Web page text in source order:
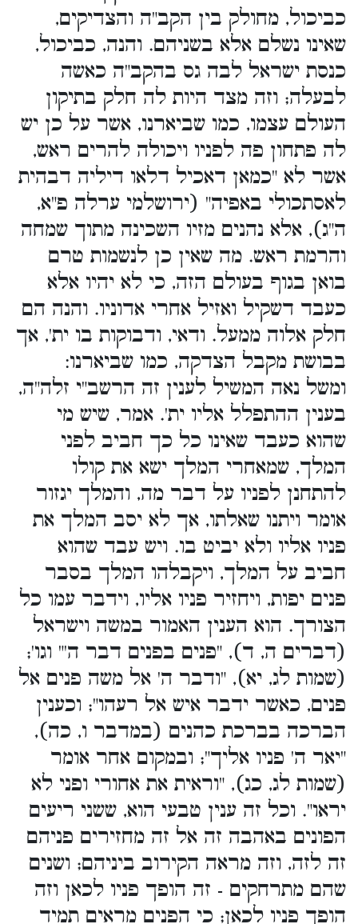
כביכול, מחולק בין הקב"ה והצדיקים,
שאינו נשלם אלא בשניהם. והנה, כביכול,
כנסת ישראל לבה גס בהקב"ה כאשה
לבעלה; וזה מצד היות לה חלק בתיקון
העולם עצמו, כמו שביארנו, אשר על כן יש
לה פתחון פה לפניו ויכולה להרים ראש,
אשר לא "כמאן דאכיל דלאו דיליה דבהית
לאסתכולי באפיה" (ירושלמי ערלה פ"א,
ה"ג), אלא נהנים מזיו השכינה מתוך שמחה
והרמת ראש. מה שאין כן לנשמות טרם
בואן בגוף בעולם הזה, כי לא יהיו אלא
כעבד דשקיל ואזיל אחרי אדוניו. והנה הם
חלק אלוה ממעל. ודאי, ודבוקות בו ית', אך
בבושת מקבל הצדקה, כמו שביארנו:
ומשל נאה המשיל לענין זה הרשב"י זלה"ה,
בענין ההתפלל אליו ית'. אמר, שיש מי
שהוא כעבד שאינו כל כך חביב לפני
המלך, שמאחרי המלך ישא את קולו
להתחנן לפניו על דבר מה, והמלך יגזור
אומר ויתנו שאלתו, אך לא יסב המלך את
פניו אליו ולא יביט בו. ויש עבד שהוא
חביב על המלך, ויקבלהו המלך בסבר
פנים יפות, ויחזיר פניו אליו, וידבר עמו כל
הצורך. הוא הענין האמור במשה וישראל
(דברים ה, ד), "פנים בפנים דבר ה'" וגו';
(שמות לג, יא), "ודבר ה' אל משה פנים אל
פנים, כאשר ידבר איש אל רעהו"; וכענין
הברכה בברכת כהנים (במדבר ו, כה),
"יאר ה' פניו אליך"; ובמקום אחר אומר
(שמות לג, כג), "וראית את אחורי ופני לא
יראו". וכל זה ענין טבעי הוא, ששני ריעים
הפונים באהבה זה אל זה מחזירים פניהם
זה לזה, וזה מראה הקירוב ביניהם; ושנים
שהם מתרחקים - זה הופך פניו לכאן וזה
הופך פניו לכאן; כי הפנים מראים תמיד